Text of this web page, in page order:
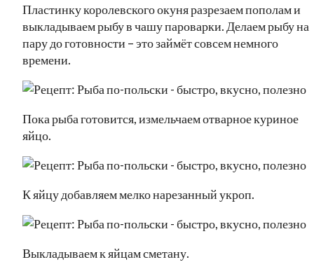
Пластинку королевского окуня разрезаем пополам и
выкладываем рыбу в чашу пароварки. Делаем рыбу на
пару до готовности – это займёт совсем немного
времени.
Пока рыба готовится, измельчаем отварное куриное
яйцо.
К яйцу добавляем мелко нарезанный укроп.
Выкладываем к яйцам сметану.